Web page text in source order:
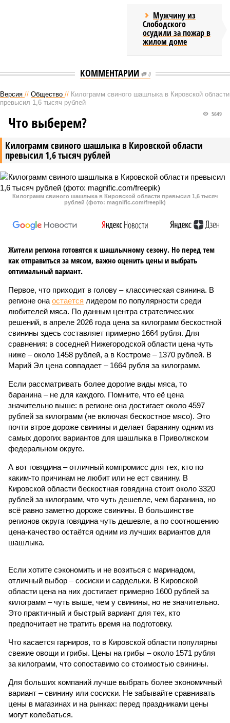
Мужчину из
Слободского
осудили за пожар в
жилом доме
КОММЕНТАРИИ 0
Версия // Общество // Килограмм свиного шашлыка в Кировской области
превысил 1,6 тысяч рублей
Килограмм свиного шашлыка в Кировской области
превысил 1,6 тысяч рублей
5649
Что выберем?
Килограмм свиного шашлыка в Кировской области превысил 1,6 тысяч
рублей (фото: magnific.com/freepik)
Жители региона готовятся к шашлычному сезону. Но перед тем
как отправиться за мясом, важно оценить цены и выбрать
оптимальный вариант.
Первое, что приходит в голову – классическая свинина. В
регионе она остается лидером по популярности среди
любителей мяса. По данным центра стратегических
решений, в апреле 2026 года цена за килограмм бескостной
свинины здесь составляет примерно 1664 рубля. Для
сравнения: в соседней Нижегородской области цена чуть
ниже – около 1458 рублей, а в Костроме – 1370 рублей. В
Марий Эл цена совпадает – 1664 рубля за килограмм.
Если рассматривать более дорогие виды мяса, то
баранина – не для каждого. Помните, что её цена
значительно выше: в регионе она достигает около 4597
рублей за килограмм (не включая бескостное мясо). Это
почти втрое дороже свинины и делает баранину одним из
самых дорогих вариантов для шашлыка в Приволжском
федеральном округе.
А вот говядина – отличный компромисс для тех, кто по
каким-то причинам не любит или не ест свинину. В
Кировской области бескостная говядина стоит около 3320
рублей за килограмм, что чуть дешевле, чем баранина, но
всё равно заметно дороже свинины. В большинстве
регионов округа говядина чуть дешевле, а по соотношению
цена-качество остаётся одним из лучших вариантов для
шашлыка.
Если хотите сэкономить и не возиться с маринадом,
отличный выбор – сосиски и сардельки. В Кировской
области цена на них достигает примерно 1600 рублей за
килограмм – чуть выше, чем у свинины, но не значительно.
Это практичный и быстрый вариант для тех, кто
предпочитает не тратить время на подготовку.
Что касается гарниров, то в Кировской области популярны
свежие овощи и грибы. Цены на грибы – около 1571 рубля
за килограмм, что сопоставимо со стоимостью свинины.
Для больших компаний лучше выбрать более экономичный
вариант – свинину или сосиски. Не забывайте сравнивать
цены в магазинах и на рынках: перед праздниками цены
могут колебаться.